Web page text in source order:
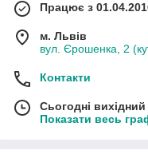
Працює з
м. Львів
вул. Єрошенка, 2
Контакти
Сьогодні вихідний
Показати весь